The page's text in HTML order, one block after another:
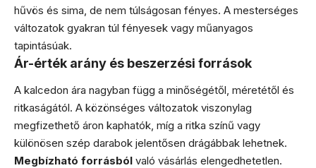
hűvös és sima, de nem túlságosan fényes. A mesterséges
változatok gyakran túl fényesek vagy műanyagos
tapintásúak.
Ár-érték arány és beszerzési források
A kalcedon ára nagyban függ a minőségétől, méretétől és
ritkaságától. A közönséges változatok viszonylag
megfizethető áron kaphatók, míg a ritka színű vagy
különösen szép darabok jelentősen drágábbak lehetnek.
Megbízható forrásból való vásárlás elengedhetetlen.